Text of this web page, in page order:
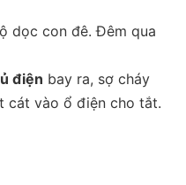
dọc con đê. Đêm qua
điện bay ra, sợ cháy
cát vào ổ điện cho tắt.